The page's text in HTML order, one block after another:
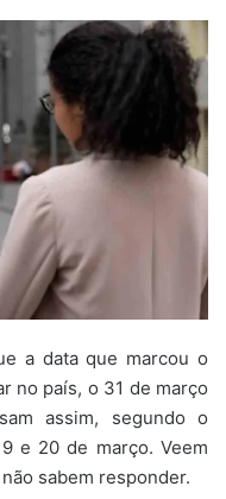
a data que marcou o
no país, o 31 de março
assim, segundo o
e 20 de março. Veem
sabem responder.